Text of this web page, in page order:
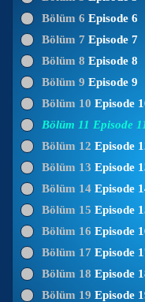
Bölüm 6 Episode 6
Bölüm 7 Episode 7
Bölüm 8 Episode 8
Bölüm 9 Episode 9
Bölüm 10 Episode
Bölüm 11 Episode
Bölüm 12 Episode
Bölüm 13 Episode
Bölüm 14 Episode
Bölüm 15 Episode
Bölüm 16 Episode
Bölüm 17 Episode
Bölüm 18 Episode
Bölüm 19 Episode